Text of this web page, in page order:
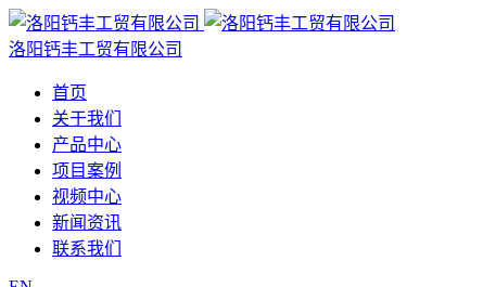
洛阳钙丰工贸有限公司
首页
关于我们
产品中心
项目案例
视频中心
新闻资讯
联系我们